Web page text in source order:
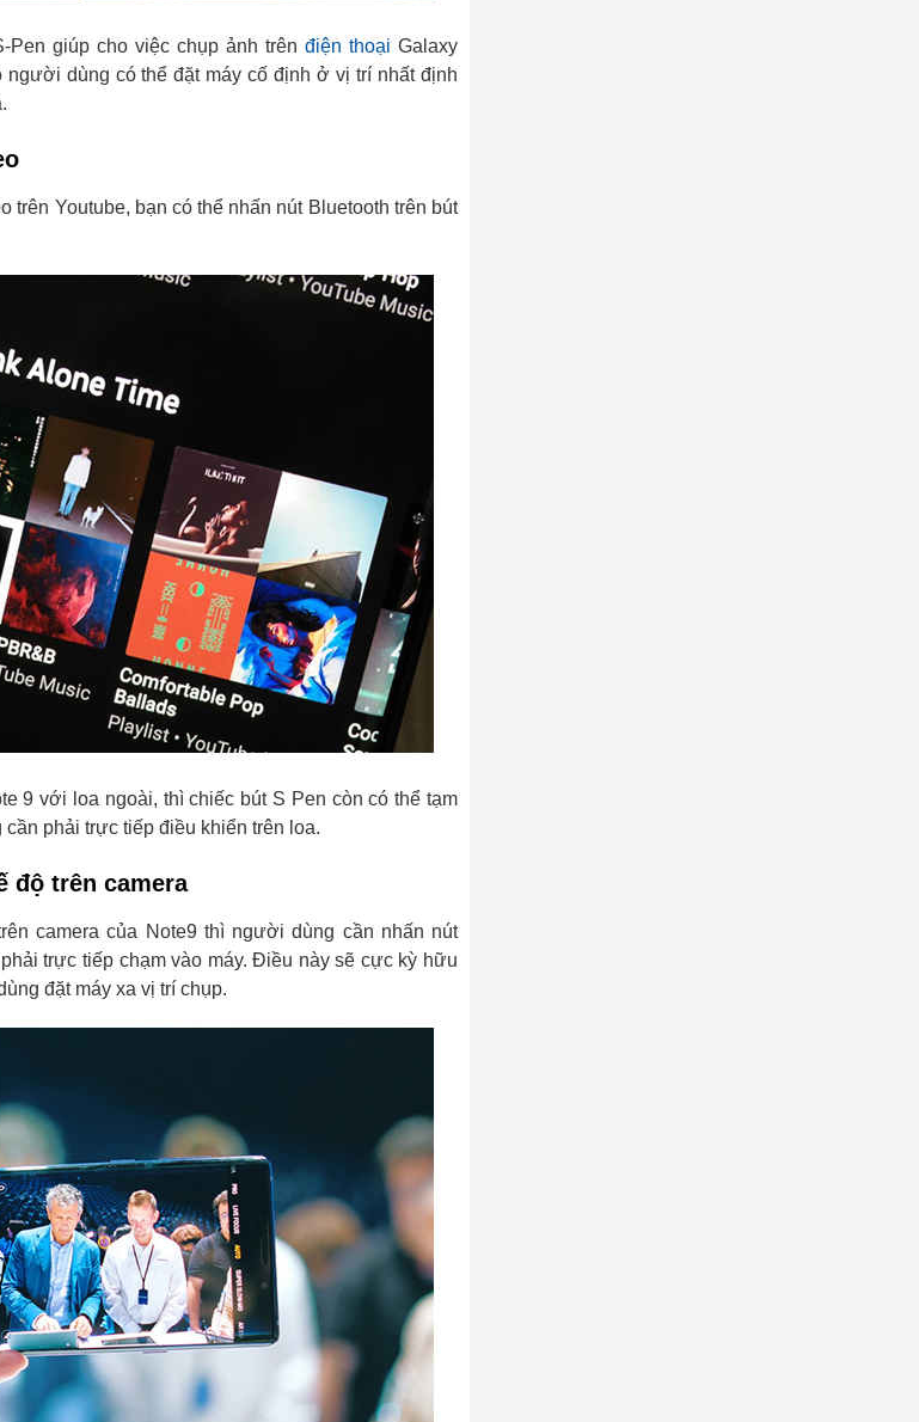
giúp cho việc chụp ảnh trên điện thoại Galaxy
dùng có thể đặt máy cố định ở vị trí nhất định
trên Youtube, bạn có thể nhấn nút Bluetooth trên bút
9 với loa ngoài, thì chiếc bút S Pen còn có thể tạm
phải trực tiếp điều khiển trên loa.
độ trên camera
camera của Note9 thì người dùng cần nhấn nút
trực tiếp chạm vào máy. Điều này sẽ cực kỳ hữu
đặt máy xa vị trí chụp.